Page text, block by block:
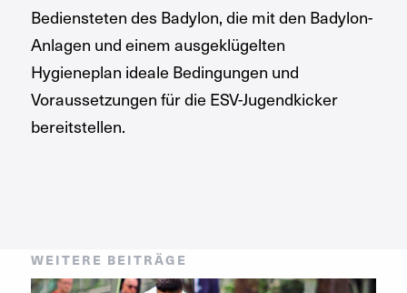
Bediensteten des Badylon, die mit den Badylon-
Anlagen und einem ausgeklügelten
Hygieneplan ideale Bedingungen und
Voraussetzungen für die ESV-Jugendkicker
bereitstellen.
WEITERE BEITRÄGE